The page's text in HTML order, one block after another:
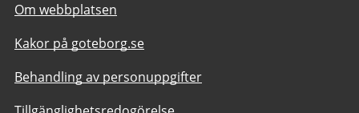
Om webbplatsen
Kakor på goteborg.se
Behandling av personuppgifter